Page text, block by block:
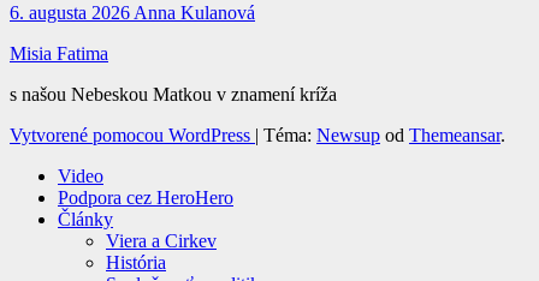
6. augusta 2026 Anna Kulanová
Misia Fatima
s našou Nebeskou Matkou v znamení kríža
Vytvorené pomocou WordPress | Téma: Newsup od Themeansar.
Video
Podpora cez HeroHero
Články
Viera a Cirkev
História